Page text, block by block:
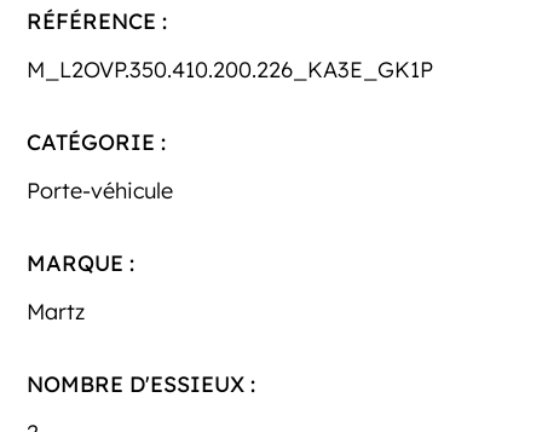
RÉFÉRENCE :
M_L2OVP.350.410.200.226_KA3E_GK1P
CATÉGORIE :
Porte-véhicule
MARQUE :
Martz
NOMBRE D'ESSIEUX :